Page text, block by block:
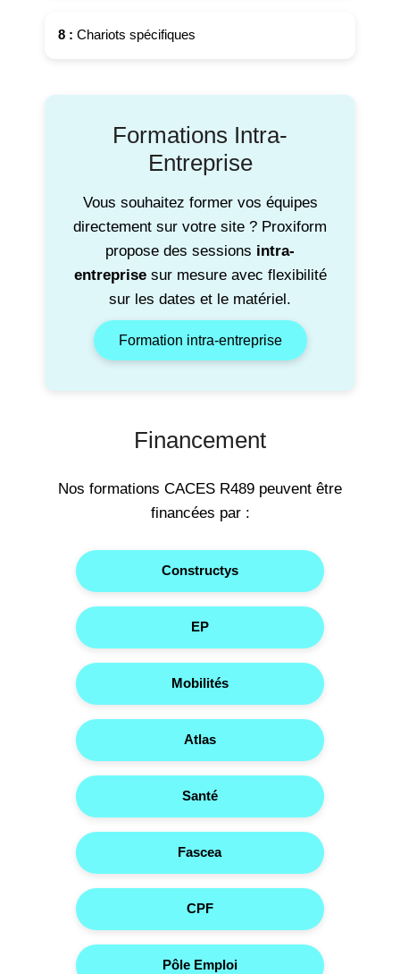
8 : Chariots spécifiques
Formations Intra-
Entreprise
Vous souhaitez former vos équipes
directement sur votre site ? Proxiform
propose des sessions intra-
entreprisesur mesure avec flexibilité
sur les dates et le matériel.
Formation intra-entreprise
Financement
Nos formations CACES R489 peuvent être
financées par :
Constructys
EP
Mobilités
Atlas
Santé
Fascea
CPF
Pôle Emploi